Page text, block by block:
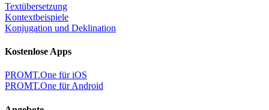
Textübersetzung
Kontextbeispiele
Konjugation und Deklination
Kostenlose Apps
PROMT.One für iOS
PROMT.One für Android